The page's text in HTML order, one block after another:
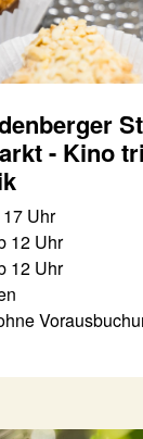
- Kino
17 Uhr
12 Uhr
12 Uhr